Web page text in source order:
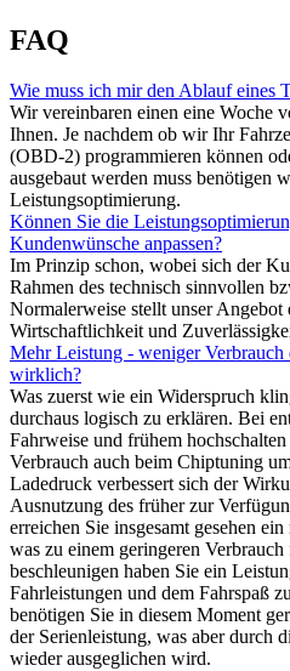
FAQ
Wie muss ich mir den Ablauf eines
Wir vereinbaren einen eine Woche
Ihnen. Je nachdem ob wir Ihr
(OBD-2) programmieren können
ausgebaut werden muss benötigen
Leistungsoptimierung.
Können Sie die
Kundenwünsche anpassen?
Im Prinzip schon, wobei sich der
Rahmen des technisch sinnvollen
Normalerweise stellt unser
Wirtschaftlichkeit und
Mehr Leistung - weniger
wirklich?
Was zuerst wie ein Widerspruch
durchaus logisch zu erklären. Bei
Fahrweise und frühem
Verbrauch auch beim Chiptuning
Ladedruck verbessert sich der
Ausnutzung des früher zur
erreichen Sie insgesamt gesehen
was zu einem geringeren
beschleunigen haben Sie ein
Fahrleistungen und dem Fahrspaß
benötigen Sie in diesem Moment
der Serienleistung, was aber durch
wieder ausgeglichen wird.